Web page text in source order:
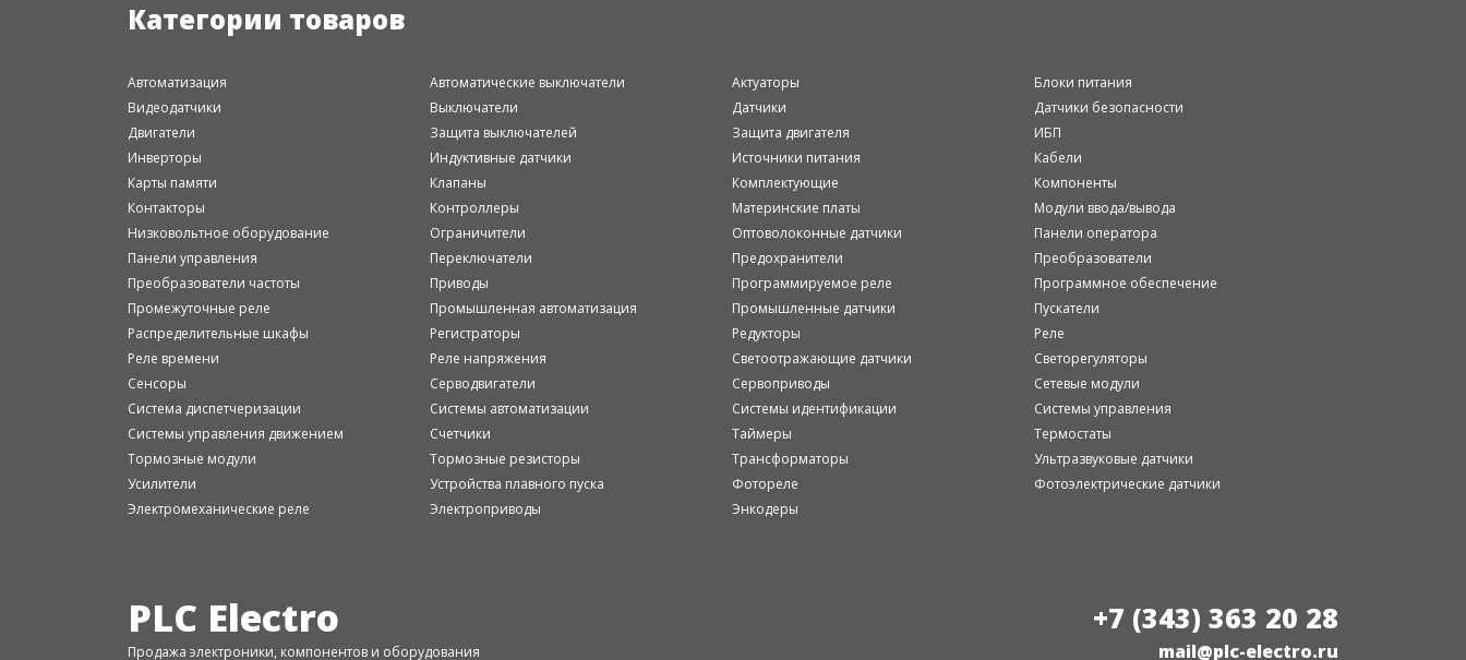
Категории товаров
Автоматизация Автоматические выключатели Актуаторы
Блоки питания
Видеодатчики
Выключатели Датчики
Датчики безопасности
Двигатели
Защита выключателей Защита двигателя
ИБП
Инверторы
Индуктивные датчики Источники питания
Кабели
Карты памяти
Клапаны Комплектующие
Компоненты
Контакторы
Контроллеры Материнские платы
Модули ввода/вывода
Низковольтное оборудование
Ограничители Оптоволоконные датчики
Панели оператора
Панели управления
Переключатели Предохранители
Преобразователи
Преобразователи частоты
Приводы Программируемое реле
Программное обеспечение
Промежуточные реле
Промышленная автоматизация Промышленные датчики
Пускатели
Распределительные шкафы
Регистраторы Редукторы
Реле
Реле времени
Реле напряжения Светоотражающие датчики
Светорегуляторы
Сенсоры
Серводвигатели Сервоприводы
Сетевые модули
Система диспетчеризации
Системы автоматизации Системы идентификации
Системы управления
Системы управления движением
Счетчики Таймеры
Термостаты
Тормозные модули
Тормозные резисторы Трансформаторы
Ультразвуковые датчики
Усилители
Устройства плавного пуска Фотореле
Фотоэлектрические датчики
Электромеханические реле
Электроприводы Энкодеры
PLC Electro
Продажа электроники, компонентов и оборудования
+7 (343) 363 20 28
mail@plc-electro.ru